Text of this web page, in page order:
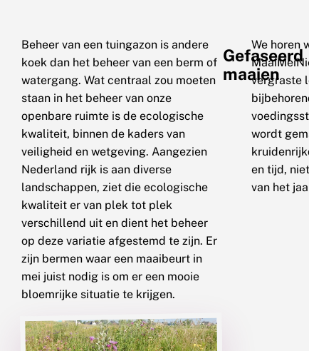
Beheer van een tuingazon is andere
koek dan het beheer van een berm of
watergang. Wat centraal zou moeten
staan in het beheer van onze
openbare ruimte is de ecologische
kwaliteit, binnen de kaders van
veiligheid en wetgeving. Aangezien
Nederland rijk is aan diverse
landschappen, ziet die ecologische
kwaliteit er van plek tot plek
verschillend uit en dient het beheer
op deze variatie afgestemd te zijn. Er
zijn bermen waar een maaibeurt in
mei juist nodig is om er een mooie
bloemrijke situatie te krijgen.
Gefaseerd
maaien
We horen
vergraste
wordt
en tijd,
van het